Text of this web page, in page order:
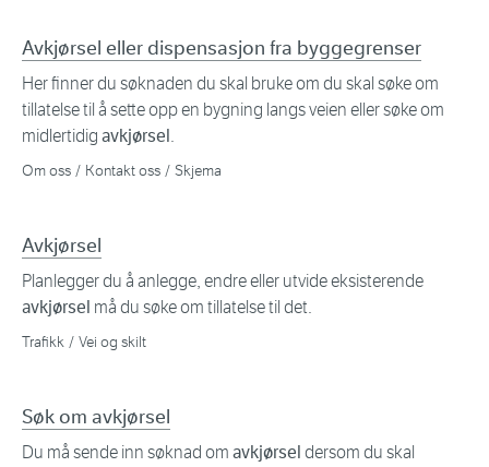
Avkjørsel eller dispensasjon fra byggegrenser
Her finner du søknaden du skal bruke om du skal søke om
tillatelse til å sette opp en bygning langs veien eller søke om
midlertidig avkjørsel .
Om oss Kontakt oss Skjema
Avkjørsel
Planlegger du å anlegge, endre eller utvide eksisterende
avkjørsel må du søke om tillatelse til det.
Trafikk Vei og skilt
Søk om avkjørsel
Du må sende inn søknad om avkjørsel dersom du skal